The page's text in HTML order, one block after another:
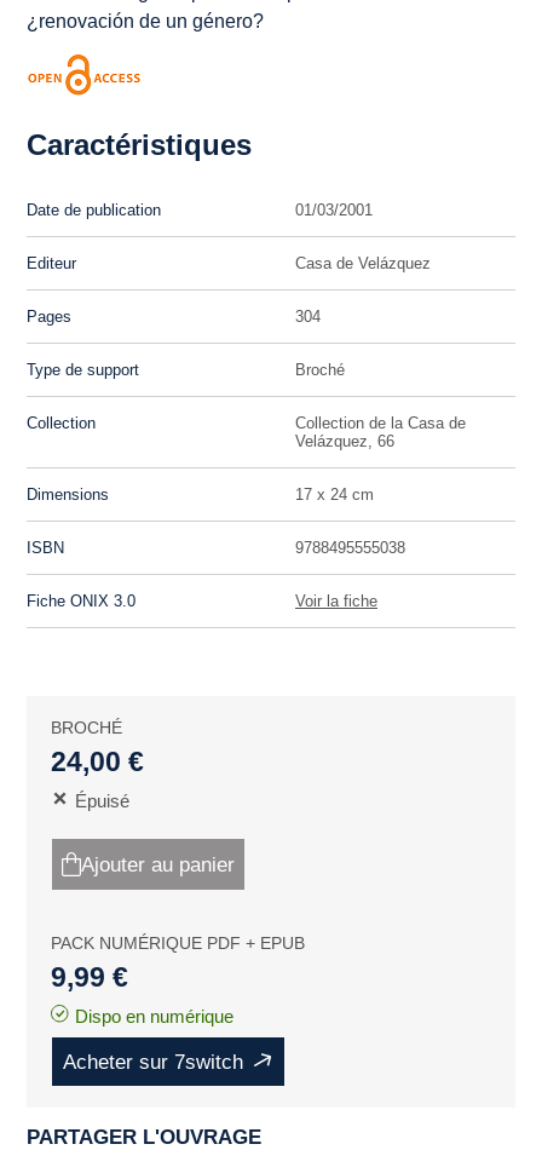
¿renovación de un género?
Caractéristiques
Date de publication 01/03/2001
Editeur Casa de Velázquez
Pages 304
Type de support Broché
Collection
Collection de la Casa de
Velázquez, 66
Dimensions 17 x 24 cm
ISBN 9788495555038
Fiche ONIX 3.0 Voir la fiche
BROCHÉ
24,00 €
Épuisé
Ajouter au panier
PACK NUMÉRIQUE PDF + EPUB
9,99 €
Dispo en numérique
Acheter sur 7switch
PARTAGER L'OUVRAGE